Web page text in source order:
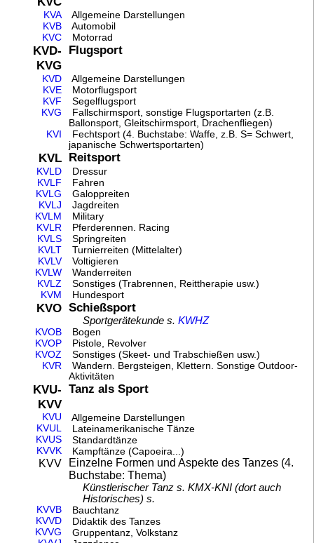
KVA
Allgemeine Darstellungen
KVB
Automobil
KVC
Motorrad
KVD-
KVG
Flugsport
KVD
Allgemeine Darstellungen
KVE
Motorflugsport
KVF
Segelflugsport
KVG
Fallschirmsport, sonstige Flugsportarten (z.B.
Ballonsport, Gleitschirmsport, Drachenfliegen)
KVI
Fechtsport (4. Buchstabe: Waffe, z.B. S= Schwert,
japanische Schwertsportarten)
KVL Reitsport
KVLD
Dressur
KVLF
Fahren
KVLG
Galoppreiten
KVLJ
Jagdreiten
KVLM
Military
KVLR
Pferderennen. Racing
KVLS
Springreiten
KVLT
Turnierreiten (Mittelalter)
KVLV
Voltigieren
KVLW
Wanderreiten
KVLZ
Sonstiges (Trabrennen, Reittherapie usw.)
KVM
Hundesport
KVO Schießsport
Sportgerätekunde s.KWHZ
KVOB
Bogen
KVOP
Pistole, Revolver
KVOZ
Sonstiges (Skeet- und Trabschießen usw.)
KVR
Wandern. Bergsteigen, Klettern. Sonstige Outdoor-
Aktivitäten
KVU-
KVV
Tanz als Sport
KVU
Allgemeine Darstellungen
KVUL
Lateinamerikanische Tänze
KVUS
Standardtänze
KVVK
Kampftänze (Capoeira...)
KVV
Einzelne Formen und Aspekte des Tanzes (4.
Buchstabe: Thema)
Künstlerischer Tanz s. KMX-KNI (dort auch
Historisches) s.
KVVB
Bauchtanz
KVVD
Didaktik des Tanzes
KVVG
Gruppentanz, Volkstanz